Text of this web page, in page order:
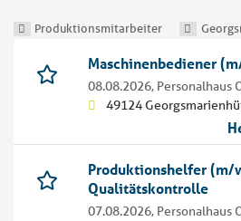
Produktionsmitarbeiter
Maschinenbediener
08.08.2026, Personalhaus
49124
Produktionshelfer (m/
Qualitätskontrolle
07.08.2026, Personalhaus